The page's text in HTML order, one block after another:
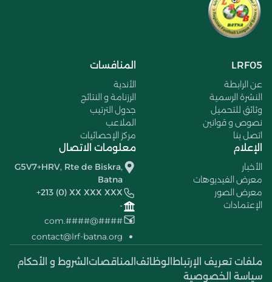
LRF05
عن الرابطة
النشرة الرسمية
وثائق للتحميل
نصوص و قوانين
اتصل بنا
المنافسات
الأندية
الرزنامة و النتائج
جدول الترتيب
الملاعب
مركز الإحصائيات
الإعلام
الأخبار
معرض الفيديوهات
معرض الصور
الإعتمادات
معلومات الاتصال
G5V7+HRV, Rte de Biskra,
Batna
+213 (0) XX XXX XXX
-
####@####.com
contact@lrf-batna.org
ملفات تعريف الإرتباط الوظائف المناقصات الشروط و الأحكام
سياسة الخصوصية